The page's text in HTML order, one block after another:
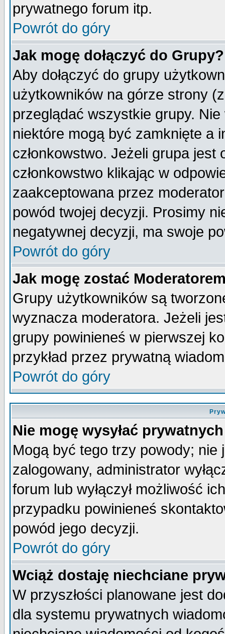
prywatnego forum itp.
Powrót do góry
Jak mogę dołączyć do Grupy?
Aby dołączyć do grupy
użytkowników na górze strony
przeglądać wszystkie grupy.
niektóre mogą być zamknięte a
członkowstwo. Jeżeli grupa
członkowstwo klikając w
zaakceptowana przez
powód twojej decyzji. Prosimy
negatywnej decyzji, ma swoje
Powrót do góry
Jak mogę zostać
Grupy użytkowników są
wyznacza moderatora. Jeżeli
grupy powinieneś w pierwszej
przykład przez prywatną
Powrót do góry
Nie mogę wysyłać
Mogą być tego trzy powody;
zalogowany, administrator
forum lub wyłączył możliwość
przypadku powinieneś
powód jego decyzji.
Powrót do góry
Wciąż dostaję niechciane
W przyszłości planowane jest
dla systemu prywatnych